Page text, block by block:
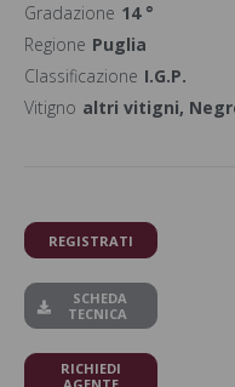
Gradazione 14 °
Regione Puglia
Classificazione I.G.P.
Vitigno altri vitigni,
REGISTRATI
SCHEDA
TECNICA
RICHIEDI